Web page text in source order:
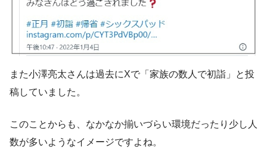
また小澤亮太さんは過去にXで「家族の数人で初詣」と投
稿していました。
このことからも、なかなか揃いづらい環境だったり少し人
数が多いようなイメージですよね。